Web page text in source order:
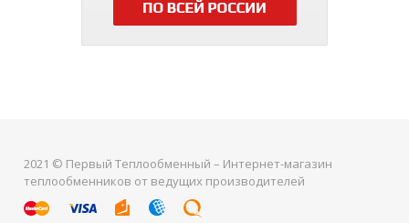
2021 © Первый Теплообменный – Интернет-магазин
теплообменников от ведущих производителей